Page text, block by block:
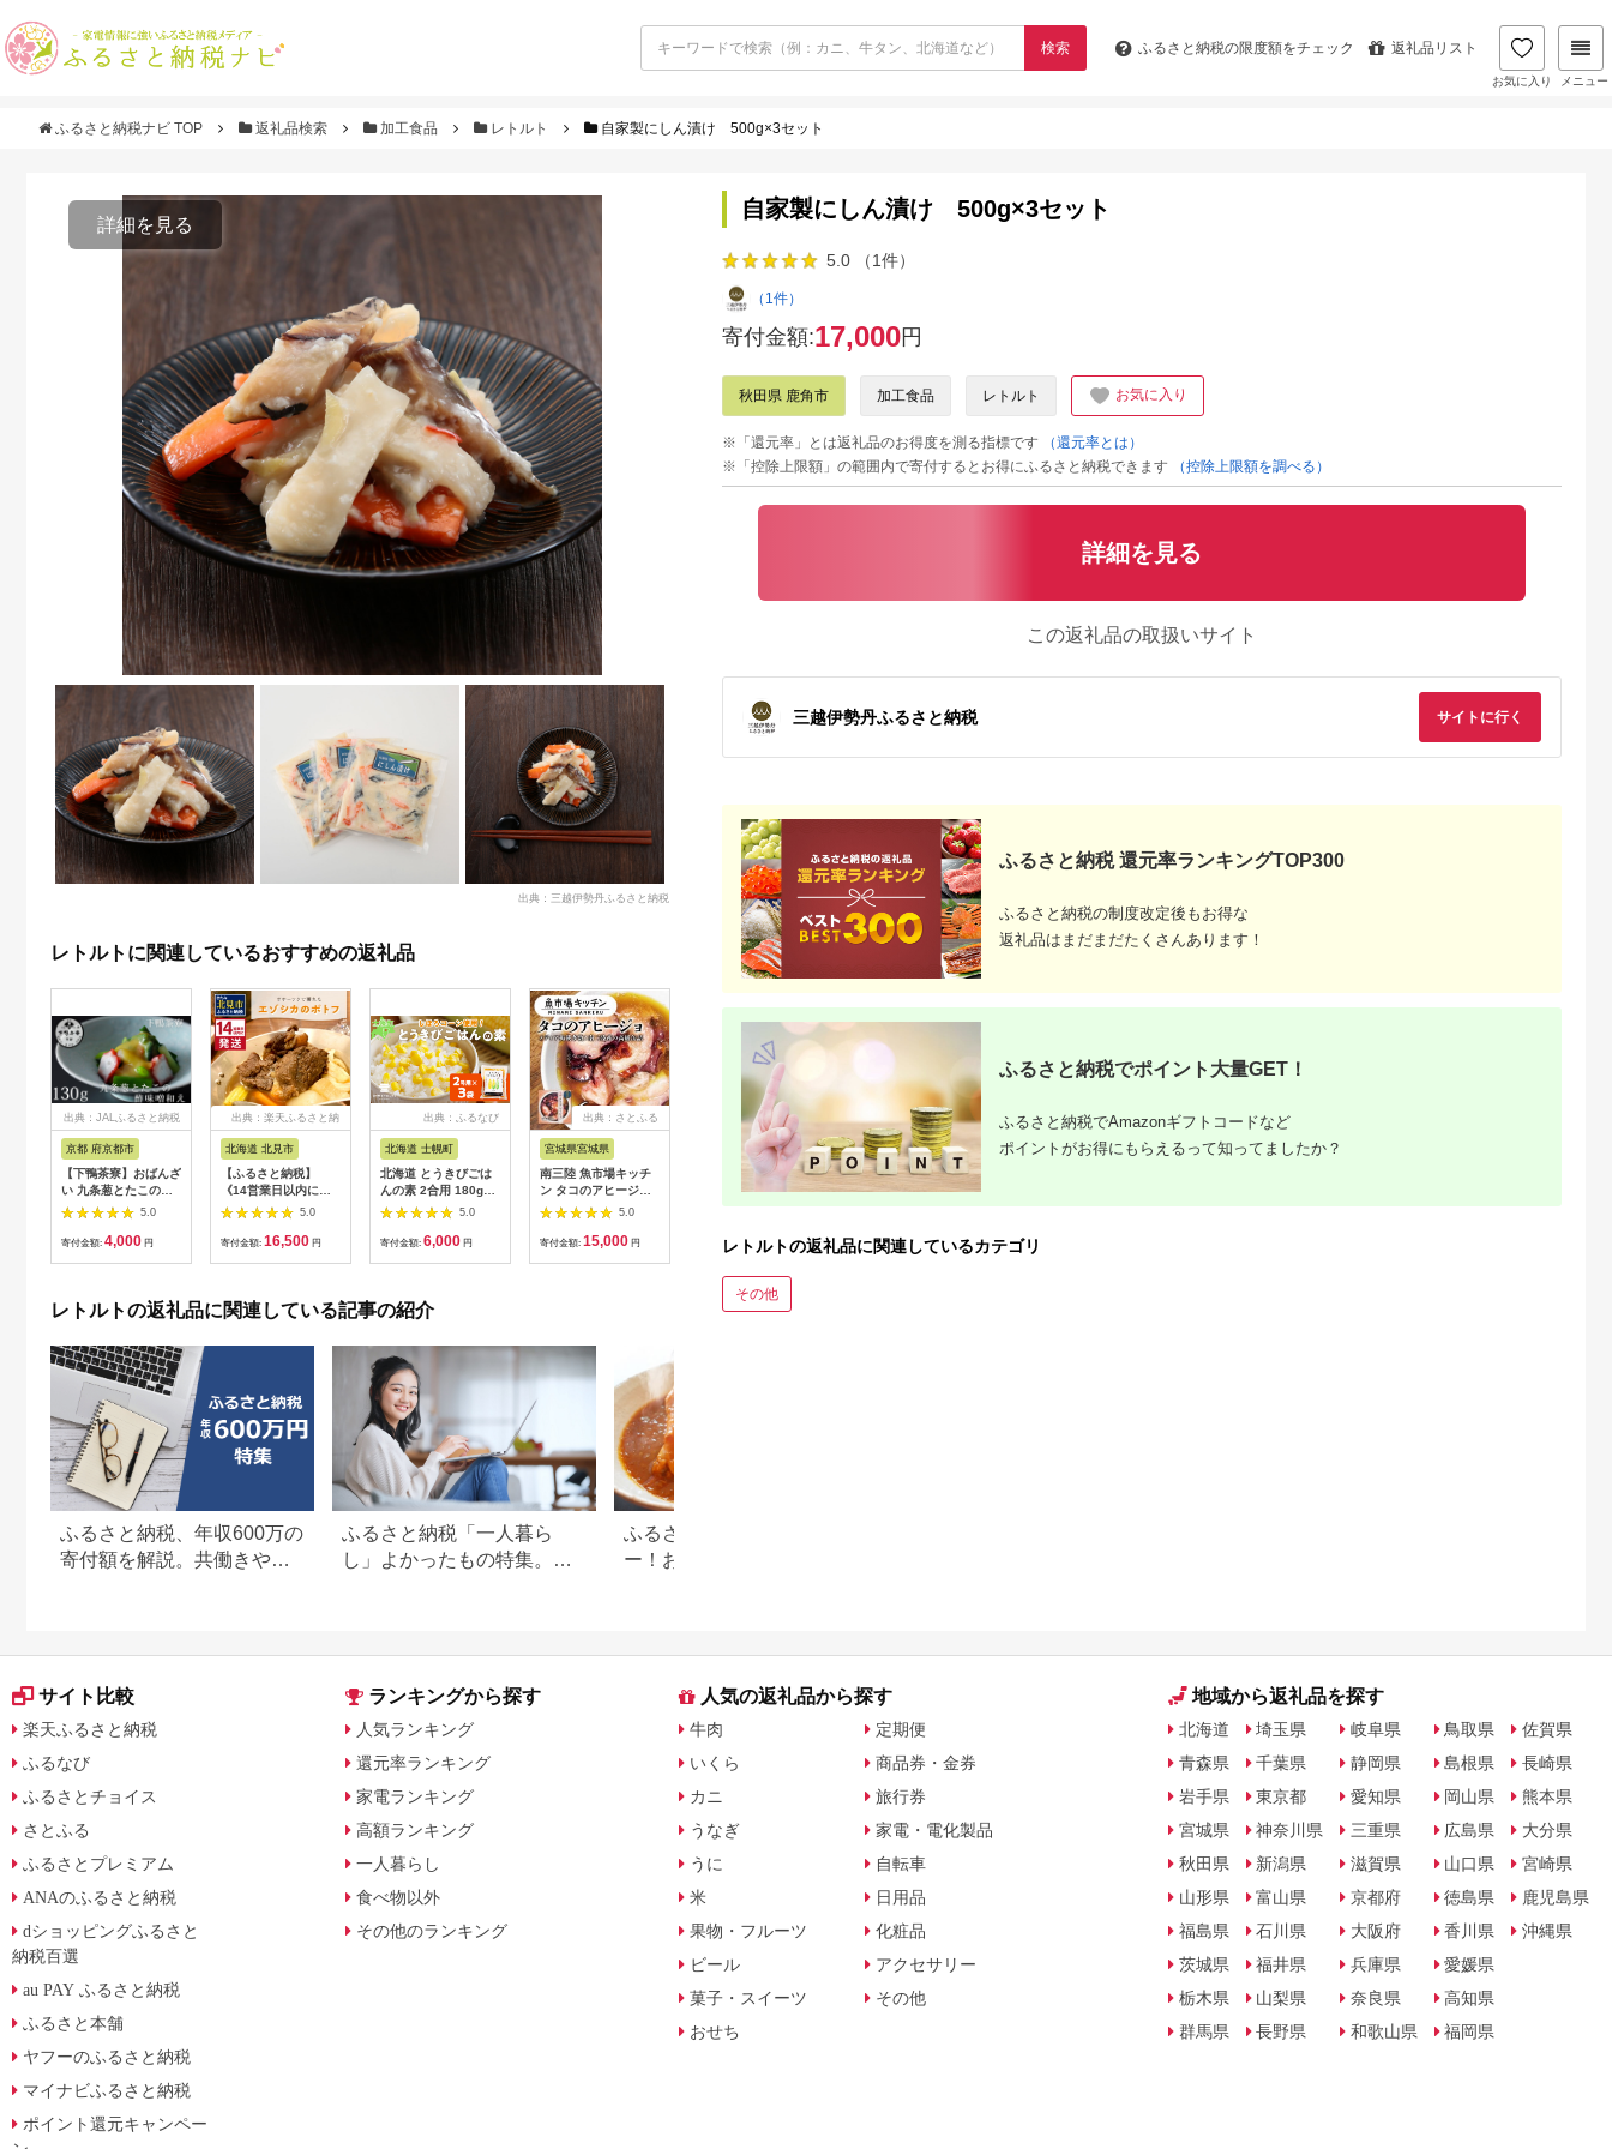
検索 ふるさと納税の限度額をチェック 返礼品リスト
お気に入り メニュー
ふるさと納税ナビ TOP 返礼品検索 加工食品 レトルト 自家製にしん漬け 500g×3セット
詳細を見る
出典：三越伊勢丹ふるさと納税
レトルトに関連しているおすすめの返礼品
出典：JALふるさと納税
京都 府京都市
【下鴨茶寮】おばんざ
い 九条葱とたこの酢
味噌和え [ 京都 老舗
料亭 ミシュラン 惣菜
おそうざい 人気 おす
料無料 ふるさと納税 ]
5.0
寄付金額: 4,000 円
出典：楽天ふるさと納
北海道 北見市
【ふるさと納税】
《14営業日以内に発
送》オホーツクで獲れ
たエゾシカのポトフ 2
人前 ( 北海道 北見市
ビエ オホーツク )
5.0
寄付金額: 16,500 円
出典：ふるなび
北海道 士幌町
北海道 とうきびごは
んの素 2合用 180g×3
個 炊き込みご飯 士幌
町産とうもろこし ご
飯 トウモロコシ コー
軽 おうちごはん お取
り寄せ 送料無料 十勝
5.0
寄付金額: 6,000 円
出典：さとふる
宮城県宮城県
南三陸 魚市場キッチ
ン タコのアヒージョ6
缶セット 志津川湾の
5.0
寄付金額: 15,000 円
出典：楽天ふるさと納
三重県 尾鷲市
【ふるさと納税】さん
ま寿司3種セット（押
し寿司/磯昆布巻/炙
寿司のさんき SA-18
寄付金額: 10,000 円
出典：楽天ふるさと納
富山県 富山市
【ふるさと納税】富山
大和百貨店 選定 〈女
傳〉古志の里詰合せ |
るさと 納税 楽天 楽天
ふるさと 支援 支援品
寄付金額:17,000 円
出典：楽天ふるさと納
滋賀県 高島市
ねはち 焼き鯖3尾セ
寄付金額:
出典：楽天ふるさと納
神奈川県 横浜市
〈尾島商店〉 | 食品
つの味・15個入＞ |
ット
レトルトの返礼品に関連している記事の紹介
ふるさと納税、年収600万の
寄付額を解説。共働きや子
ふるさと納税「一人暮ら
し」よかったもの特集。お
ふるさと納税の人気カレ
ー！おすすめ還元率ランキ
自家製にしん漬け 500g×3セット
5.0 （1件）
（1件）
寄付金額:17,000円
秋田県 鹿角市 加工食品 レトルト お気に入り
※「還元率」とは返礼品のお得度を測る指標です
（還元率とは）
※「控除上限額」の範囲内で寄付するとお得にふるさと納税できます
（控除上限額を調べる）
詳細を見る
この返礼品の取扱いサイト
三越伊勢丹ふるさと納税 サイトに行く
ふるさと納税 還元率ランキングTOP300
ふるさと納税の制度改定後もお得な
返礼品はまだまだたくさんあります！
ふるさと納税でポイント大量GET！
ふるさと納税でAmazonギフトコードなど
ポイントがお得にもらえるって知ってましたか？
レトルトの返礼品に関連しているカテゴリ
その他
サイト比較
楽天ふるさと納税
ふるなび
ふるさとチョイス
さとふる
ふるさとプレミアム
ANAのふるさと納税
dショッピングふるさと
納税百選
au PAY ふるさと納税
ふるさと本舗
ヤフーのふるさと納税
マイナビふるさと納税
ポイント還元キャンペー
ランキングから探す
人気ランキング
還元率ランキング
家電ランキング
高額ランキング
一人暮らし
食べ物以外
その他のランキング
人気の返礼品から探す
牛肉
いくら
カニ
うなぎ
うに
米
果物・フルーツ
ビール
菓子・スイーツ
おせち
定期便
商品券・金券
旅行券
家電・電化製品
自転車
日用品
化粧品
アクセサリー
その他
地域から返礼品を探す
北海道
青森県
岩手県
宮城県
秋田県
山形県
福島県
茨城県
栃木県
群馬県
埼玉県
千葉県
東京都
神奈川県
新潟県
富山県
石川県
福井県
山梨県
長野県
岐阜県
静岡県
愛知県
三重県
滋賀県
京都府
大阪府
兵庫県
奈良県
和歌山県
鳥取県
島根県
岡山県
広島県
山口県
徳島県
香川県
愛媛県
高知県
福岡県
佐賀県
長崎県
熊本県
大分県
宮崎県
鹿児島県
沖縄県